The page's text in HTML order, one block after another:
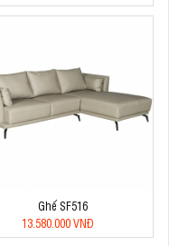
Ghế SF516
13.580.000 VNĐ